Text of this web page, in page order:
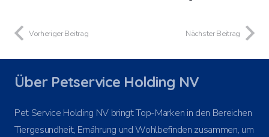
Vorheriger Beitrag Nächster Beitrag
Über Petservice Holding NV
Pet Service Holding NV bringt Top-Marken in den Bereichen
Tiergesundheit, Ernährung und Wohlbefinden zusammen, um